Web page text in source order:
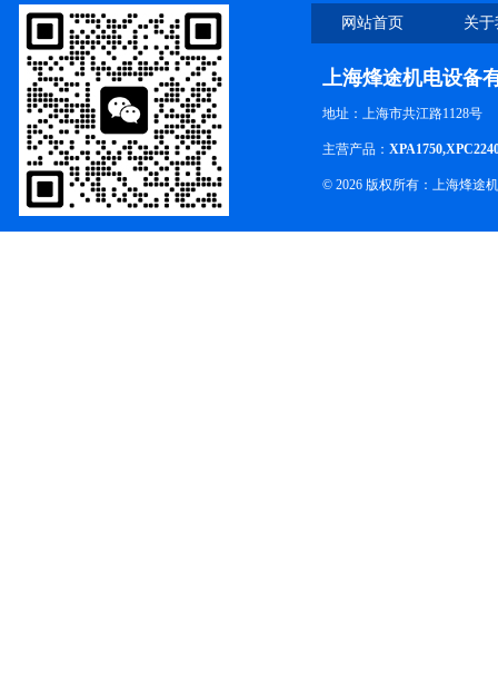
网站首页 关
上海烽途机电设备
地址：上海市共江路1128号
主营产品：
© 2026 版权所有：上海烽途